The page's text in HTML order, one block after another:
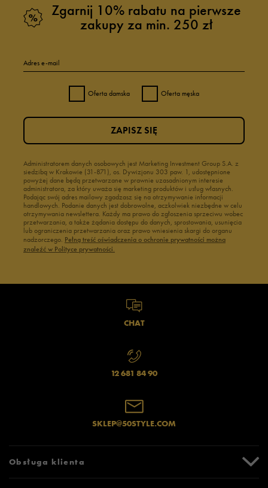
Zgarnij 10% rabatu na pierwsze
zakupy za min. 250 zł
Adres e-mail
Oferta damska Oferta męska
Administratorem danych osobowych jest Marketing Investment Group S.A. z
siedzibą w Krakowie (31-871), os. Dywizjonu 303 paw. 1, udostępnione
powyżej dane będą przetwarzane w prawnie uzasadnionym interesie
administratora, za który uważa się marketing produktów i usług własnych.
Podając swój adres mailowy zgadzasz się na otrzymywanie informacji
handlowych. Podanie danych jest dobrowolne, aczkolwiek niezbędne w celu
otrzymywania newslettera. Każdy ma prawo do zgłoszenia sprzeciwu wobec
przetwarzania, a także żądania dostępu do danych, sprostowania, usunięcia
lub ograniczenia przetwarzania oraz prawo wniesienia skargi do organu
nadzorczego. Pełną treść oświadczenia o ochronie prywatności można
znaleźć w Polityce prywatności.
ZAPISZ SIĘ
CHAT
12 681 84 90
SKLEP@50STYLE.COM
Obsługa klienta